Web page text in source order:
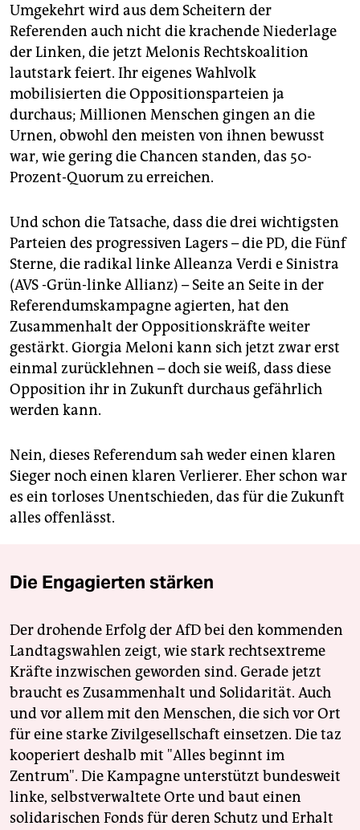
Umgekehrt wird aus dem Scheitern der
Referenden auch nicht die krachende Niederlage
der Linken, die jetzt Melonis Rechtskoalition
lautstark feiert. Ihr eigenes Wahlvolk
mobilisierten die Oppositionsparteien ja
durchaus; Millionen Menschen gingen an die
Urnen, obwohl den meisten von ihnen bewusst
war, wie gering die Chancen standen, das 50-
Prozent-Quorum zu erreichen.
Und schon die Tatsache, dass die drei wichtigsten
Parteien des progressiven Lagers – die PD, die Fünf
Sterne, die radikal linke Alleanza Verdi e Sinistra
(AVS -Grün-linke Allianz) – Seite an Seite in der
Referendumskampagne agierten, hat den
Zusammenhalt der Oppositionskräfte weiter
gestärkt. Giorgia Meloni kann sich jetzt zwar erst
einmal zurücklehnen – doch sie weiß, dass diese
Opposition ihr in Zukunft durchaus gefährlich
werden kann.
Nein, dieses Referendum sah weder einen klaren
Sieger noch einen klaren Verlierer. Eher schon war
es ein torloses Unentschieden, das für die Zukunft
alles offenlässt.
Die Engagierten stärken
Der drohende Erfolg der AfD bei den kommenden
Landtagswahlen zeigt, wie stark rechtsextreme
Kräfte inzwischen geworden sind. Gerade jetzt
braucht es Zusammenhalt und Solidarität. Auch
und vor allem mit den Menschen, die sich vor Ort
für eine starke Zivilgesellschaft einsetzen. Die taz
kooperiert deshalb mit "Alles beginnt im
Zentrum". Die Kampagne unterstützt bundesweit
linke, selbstverwaltete Orte und baut einen
solidarischen Fonds für deren Schutz und Erhalt